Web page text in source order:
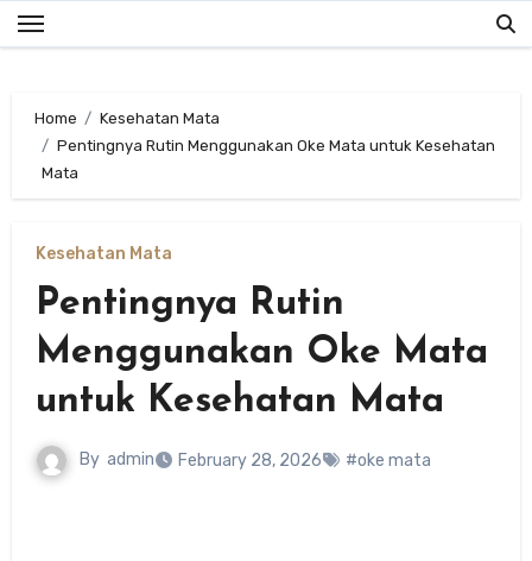
Skip
to
Home
Kesehatan Mata
Pentingnya Rutin Menggunakan Oke Mata untuk Kesehatan
Mata
Kesehatan Mata
Pentingnya Rutin
Menggunakan Oke Mata
untuk Kesehatan Mata
By admin February 28, 2026 #oke mata